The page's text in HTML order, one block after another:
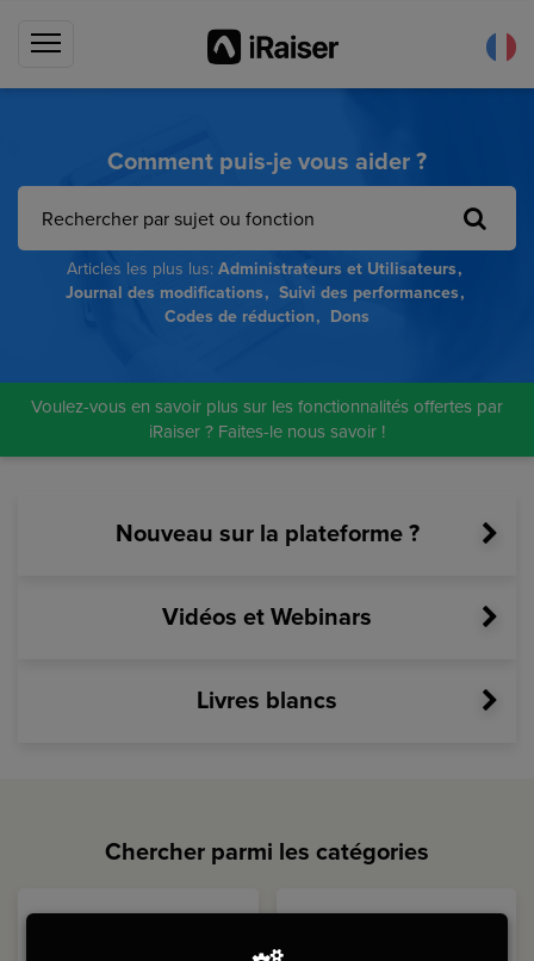
Comment puis-je vous aider ?
Articles les plus lus:Administrateurs et Utilisateurs
Journal des modifications
Suivi des performances
Codes de réduction
Dons
Voulez-vous en savoir plus sur les fonctionnalités offertes par
iRaiser ? Faites-le nous savoir !
Nouveau sur la plateforme ?
Vidéos et Webinars
Livres blancs
Chercher parmi les catégories